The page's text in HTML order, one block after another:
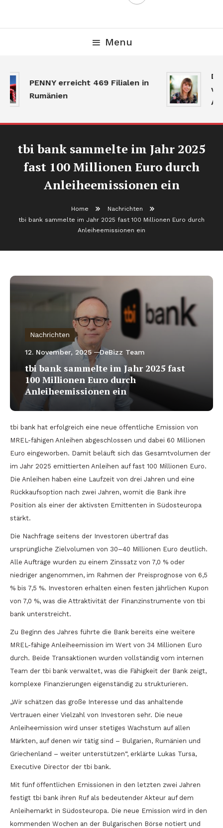
Menu
PENNY erreicht 469 Filialen in
Rumänien
tbi bank sammelte im Jahr 2025
fast 100 Millionen Euro durch
Anleiheemissionen ein
Home
Nachrichten
tbi bank sammelte im Jahr 2025 fast 100 Millionen Euro durch
Anleiheemissionen ein
Nachrichten
12. November, 2025 DeBizz Team
tbi bank sammelte im Jahr 2025 fast
100 Millionen Euro durch
Anleiheemissionen ein
tbi bank hat erfolgreich eine neue öffentliche Emission von
MREL-fähigen Anleihen abgeschlossen und dabei 60 Millionen
Euro eingeworben. Damit beläuft sich das Gesamtvolumen der
im Jahr 2025 emittierten Anleihen auf fast 100 Millionen Euro.
Die Anleihen haben eine Laufzeit von drei Jahren und eine
Rückkaufsoption nach zwei Jahren, womit die Bank ihre
Position als einer der aktivsten Emittenten in Südosteuropa
stärkt.
Die Nachfrage seitens der Investoren übertraf das
ursprüngliche Zielvolumen von 30–40 Millionen Euro deutlich.
Alle Aufträge wurden zu einem Zinssatz von 7,0 % oder
niedriger angenommen, im Rahmen der Preisprognose von 6,5
% bis 7,5 %. Investoren erhalten einen festen jährlichen Kupon
von 7,0 %, was die Attraktivität der Finanzinstrumente von tbi
bank unterstreicht.
Zu Beginn des Jahres führte die Bank bereits eine weitere
MREL-fähige Anleiheemission im Wert von 34 Millionen Euro
durch. Beide Transaktionen wurden vollständig vom internen
Team der tbi bank verwaltet, was die Fähigkeit der Bank zeigt,
komplexe Finanzierungen eigenständig zu strukturieren.
„Wir schätzen das große Interesse und das anhaltende
Vertrauen einer Vielzahl von Investoren sehr. Die neue
Anleiheemission wird unser stetiges Wachstum auf allen
Märkten, auf denen wir tätig sind – Bulgarien, Rumänien und
Griechenland – weiter unterstützen“, erklärte Lukas Tursa,
Executive Director der tbi bank.
Mit fünf öffentlichen Emissionen in den letzten zwei Jahren
festigt tbi bank ihren Ruf als bedeutender Akteur auf dem
Anleihemarkt in Südosteuropa. Die neue Emission wird in den
kommenden Wochen an der Bulgarischen Börse notiert und